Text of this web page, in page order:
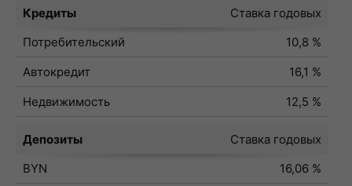
Кредиты
Ставка годовых
Потребительский
10,8 %
Автокредит
16,1 %
Недвижимость
12,5 %
Депозиты
Ставка годовых
BYN
16,06 %